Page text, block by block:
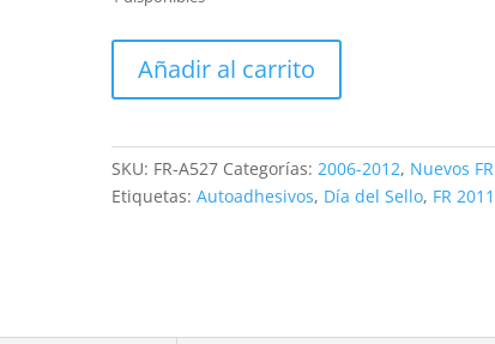
A527.
Día
sello.
**2011
Añadir al carrito
SKU: FR-A527 Categorías:2006-2012, Nuevos FR
Etiquetas:Autoadhesivos, Día del Sello, FR 2011